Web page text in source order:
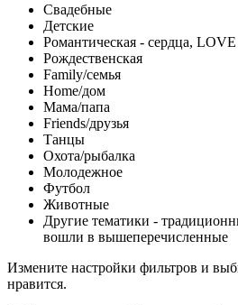
Свадебные
Детские
Романтическая - сердца, LOVE
Рождественская
Family/семья
Home/дом
Мама/папа
Friends/друзья
Танцы
Охота/рыбалка
Молодежное
Футбол
Животные
Другие тематики -
вошли в вышеперечисленные
Измените настройки фильтров и
нравится.